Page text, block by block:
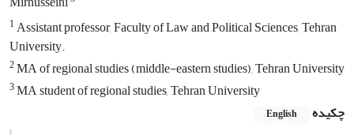
1Assistant professor, Faculty of Law and Political Sciences, Tehran
University.
2MA of regional studies (middle-eastern studies), Tehran University
3MA student of regional studies, Tehran University
چکیده
English